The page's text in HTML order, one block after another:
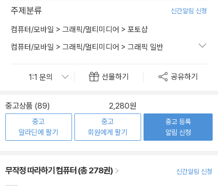
주제분류 신간알림 신청
컴퓨터/모바일 > 그래픽/멀티미디어 > 포토샵
컴퓨터/모바일 > 그래픽/멀티미디어 > 그래픽 일반
선물하기 공유하기
중고상품 (89) 2,280원
중고
알라딘에 팔기
중고
회원에게 팔기
중고 등록
알림 신청
무작정 따라하기 컴퓨터 (총 278권) 신간알림 신청